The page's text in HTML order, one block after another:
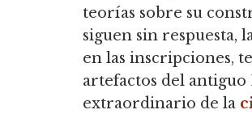
teorías sobre su
siguen sin respuesta,
en las inscripciones,
artefactos del
extraordinario de la